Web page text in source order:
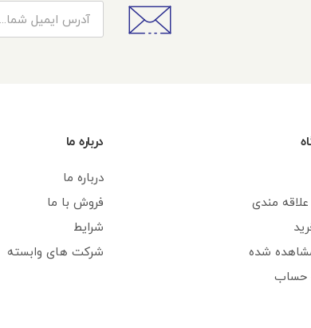
مندی
شده
حساب
درباره ما
درباره ما
فروش با ما
شرایط
شرکت های وابسته